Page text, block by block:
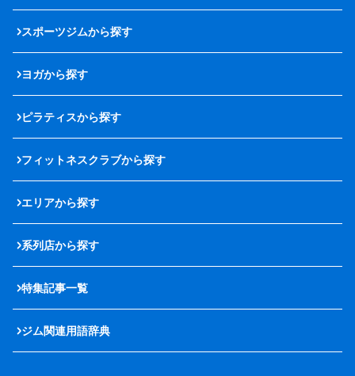
スポーツジムから探す
ヨガから探す
ピラティスから探す
フィットネスクラブから探す
エリアから探す
系列店から探す
特集記事一覧
ジム関連用語辞典